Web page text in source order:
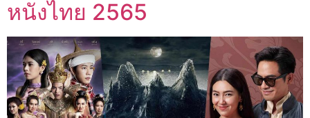
หนังไทย 2565